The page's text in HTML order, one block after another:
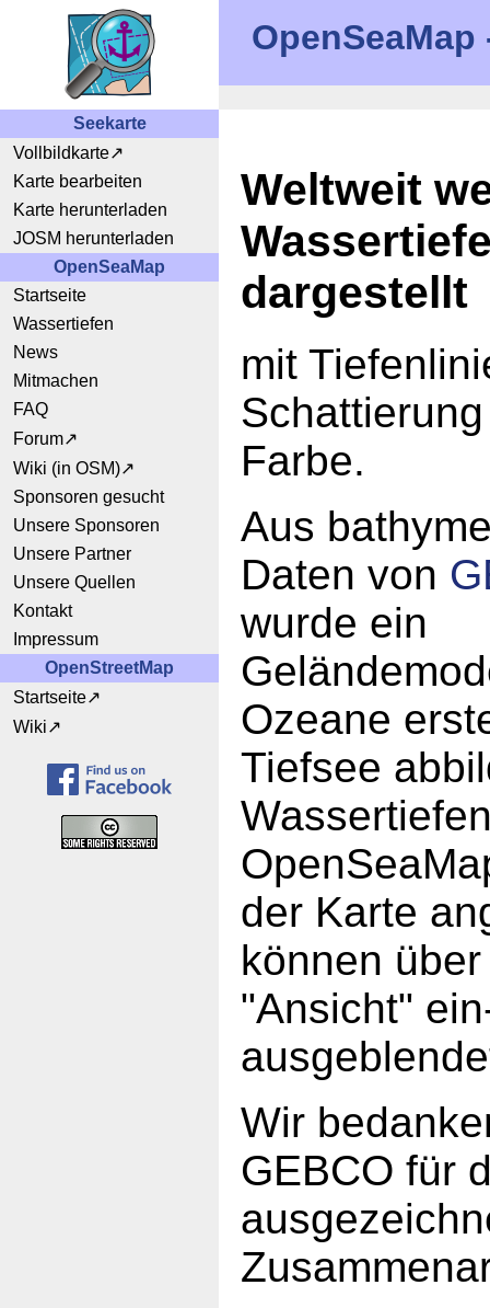
Seekarte
Vollbildkarte
Karte bearbeiten
Karte herunterladen
JOSM herunterladen
OpenSeaMap
Startseite
Wassertiefen
News
Mitmachen
FAQ
Forum
Wiki (in OSM)
Sponsoren gesucht
Unsere Sponsoren
Unsere Partner
Unsere Quellen
Kontakt
Impressum
OpenStreetMap
Startseite
Wiki
Weltweit
dargestellt
mit
Farbe.
Aus
Daten von
wurde ein
Ozeane
Tiefsee
der Karte
können
"Ansicht"
Wir
GEBCO für